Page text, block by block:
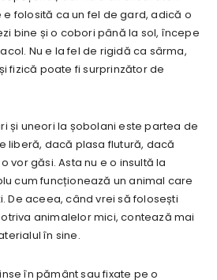
folosită ca un fel de gard, adică o
bine și o cobori până la sol, începe
Nu e la fel de rigidă ca sârma,
fizică poate fi surprinzător de
și uneori la șobolani este partea de
liberă, dacă plasa flutură, dacă
vor găsi. Asta nu e o insultă la
cum funcționează un animal care
De aceea, când vrei să folosești
animalelor mici, contează mai
în sine.
în pământ sau fixate pe o